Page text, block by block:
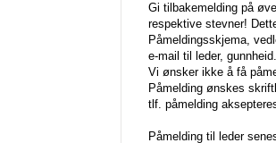
Gi tilbakemelding på
respektive stevner!
Påmeldingsskjema,
e-mail til leder,
Vi ønsker ikke å få
Påmelding ønskes
tlf. påmelding
Påmelding til leder